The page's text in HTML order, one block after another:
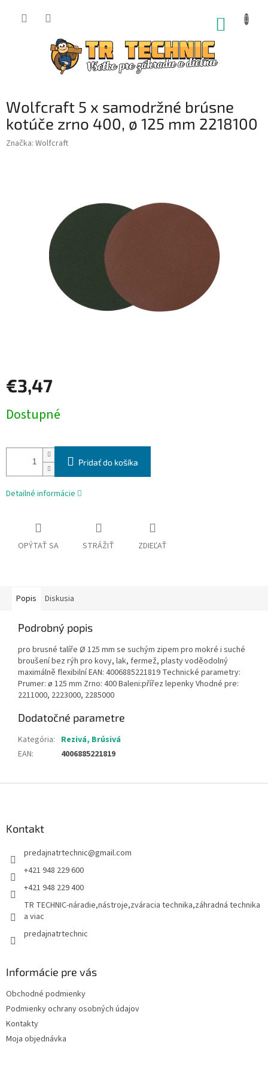
Wolfcraft 5 x samodržné brúsne
kotúče zrno 400, ø 125 mm 2218100
Značka: Wolfcraft
€3,47
cena:
Dostupné
Pridať do košíka
Detailné informácie
OPÝTAŤ SA STRÁŽIŤ ZDIEĽAŤ
Popis Diskusia
Podrobný popis
pro brusné talíře Ø 125 mm se suchým zipem pro mokré i suché
broušení bez rýh pro kovy, lak, fermež, plasty voděodolný
maximálně flexibilní EAN: 4006885221819 Technické parametry:
Prumer: ø 125 mm Zrno: 400 Baleni:přířez lepenky Vhodné pre:
2211000, 2223000, 2285000
Dodatočné parametre
Kategória: Rezivá, Brúsivá
EAN: 4006885221819
Kontakt
predajnatrtechnic@gmail.com
+421 948 229 600
+421 948 229 400
TR TECHNIC-náradie,nástroje,zváracia technika,záhradná technika
a viac
predajnatrtechnic
Informácie pre vás
Obchodné podmienky
Podmienky ochrany osobných údajov
Kontakty
Moja objednávka